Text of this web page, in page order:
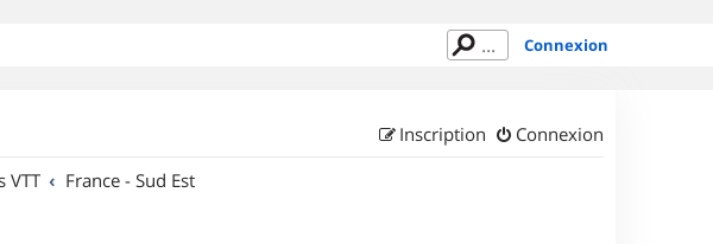
Connexion
Connexion
Inscription
VTT France - Sud Est